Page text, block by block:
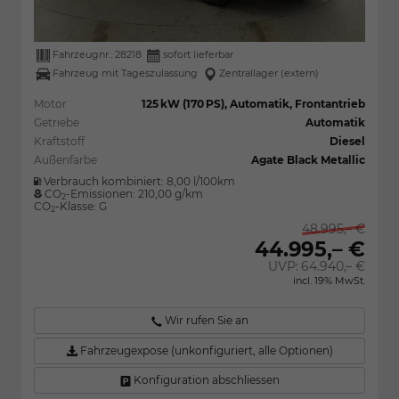
Fahrzeugnr.: 28218
sofort lieferbar
Fahrzeug mit Tageszulassung
Zentrallager (extern)
Motor
125 kW (170 PS), Automatik, Frontantrieb
Getriebe
Automatik
Kraftstoff
Diesel
Außenfarbe
Agate Black Metallic
Verbrauch kombiniert: 8,00 l/100km
CO2-Emissionen: 210,00 g/km
CO2-Klasse: G
48.995,– €
44.995,– €
UVP: 64.940,– €
incl. 19% MwSt.
Wir rufen Sie an
Fahrzeugexpose (unkonfiguriert, alle Optionen)
Konfiguration abschliessen